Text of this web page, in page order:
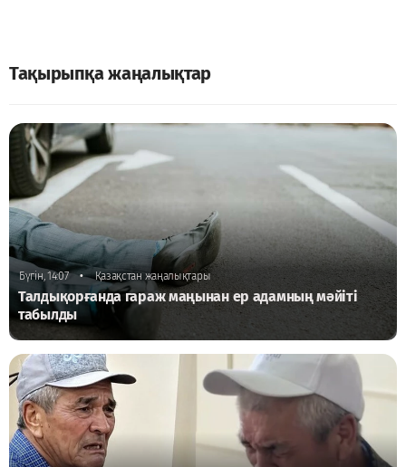
Тақырыпқа жаңалықтар
Бүгін, 14:07 • Қазақстан жаңалықтары
Талдықорғанда гараж маңынан ер адамның мәйіті
табылды